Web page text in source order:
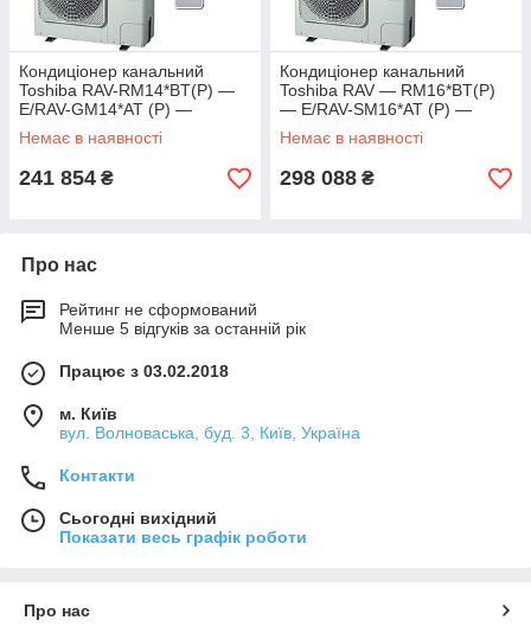
Кондиціонер канальний
Toshiba RAV-RM14*BT(P) —
E/RAV-GM14*AT (P) —
E/RBC-AMS41EE
Немає в наявності
241 854 ₴
Кондиціонер канальний
Toshiba RAV — RM16*BT(P)
— E/RAV-SM16*AT (P) —
E/RBC-AMS41E
Немає в наявності
298 088 ₴
Про нас
Рейтинг не сформований
Менше 5 відгуків за останній рік
Працює з 03.02.2018
м. Київ
вул. Волноваська, буд. 3, Київ, Україна
Контакти
Сьогодні вихідний
Показати весь графік роботи
Про нас